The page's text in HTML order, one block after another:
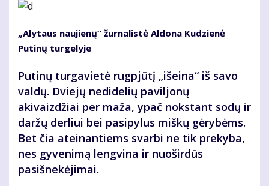
„Alytaus naujienų“ žurnalistė Aldona Kudzienė
Putinų turgelyje
Putinų turgavietė rugpjūtį „išeina“ iš savo
valdų. Dviejų nedidelių paviljonų
akivaizdžiai per maža, ypač nokstant sodų ir
daržų derliui bei pasipylus miškų gėrybėms.
Bet čia ateinantiems svarbi ne tik prekyba,
nes gyvenimą lengvina ir nuoširdūs
pasišnekėjimai.